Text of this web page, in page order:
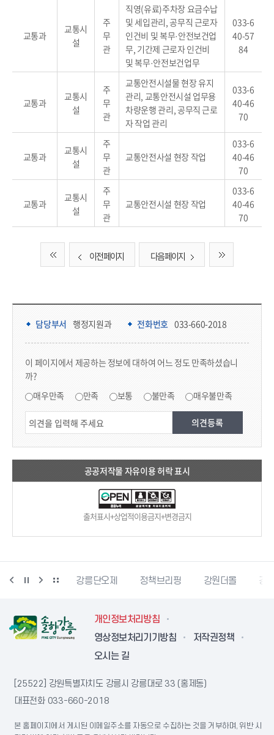
교통과
교통시
설
주
무
관
직영(유료)주차장 요금수납
및 세입관리, 공무직 근로자
인건비 및 복무·안전보건업
무, 기간제 근로자 인건비
및 복무·안전보건업무
033-6
40-57
84
교통과
교통시
설
주
무
관
교통안전시설물 현장 유지
관리, 교통안전시설 업무용
차량운행 관리, 공무직 근로
자 작업 관리
033-6
40-46
70
교통과
교통시
설
주
무
관
교통안전사설 현장 작업
033-6
40-46
70
교통과
교통시
설
주
무
관
교통안전시설 현장 작업
033-6
40-46
70
이전 페이지 다음 페이지
담당부서 정보 & 컨텐츠 만족도 조사 & 공공저작물 자유이용 허락 표시
담당부서 행정지원과 전화번호 033-660-2018
이 페이지에서 제공하는 정보에 대하여 어느 정도 만족하셨습니
까?
매우만족 만족 보통 불만족 매우불만족
공공저작물 자유이용 허락 표시
출처표시+상업적이용금지+변경금지
강릉생태관광 강릉단오제 정책브리핑 강원더몰 강
개인정보처리방침
영상정보처리기기방침
저작권정책
오시는 길
[25522] 강원특별자치도 강릉시 강릉대로 33 (홍제동)
대표전화 033-660-2018
본 홈페이지에서 게시된 이메일주소를 자동으로 수집하는 것을 거부하며, 위반 시